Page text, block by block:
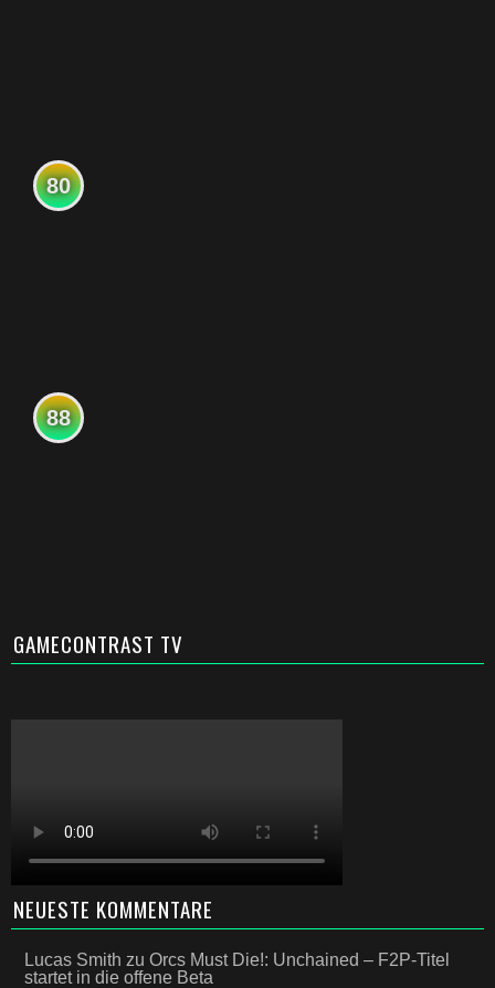
80
88
GAMECONTRAST TV
NEUESTE KOMMENTARE
Lucas Smith zu Orcs Must Die!: Unchained – F2P-Titel
startet in die offene Beta